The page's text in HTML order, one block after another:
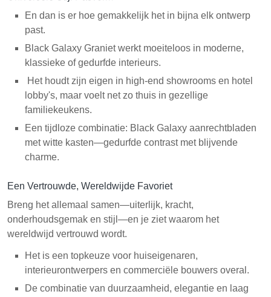
En dan is er hoe gemakkelijk het in bijna elk ontwerp
past.
Black Galaxy Graniet werkt moeiteloos in moderne,
klassieke of gedurfde interieurs.
Het houdt zijn eigen in high-end showrooms en hotel
lobby's, maar voelt net zo thuis in gezellige
familiekeukens.
Een tijdloze combinatie: Black Galaxy aanrechtbladen
met witte kasten—gedurfde contrast met blijvende
charme.
Een Vertrouwde, Wereldwijde Favoriet
Breng het allemaal samen—uiterlijk, kracht,
onderhoudsgemak en stijl—en je ziet waarom het
wereldwijd vertrouwd wordt.
Het is een topkeuze voor huiseigenaren,
interieurontwerpers en commerciële bouwers overal.
De combinatie van duurzaamheid, elegantie en laag